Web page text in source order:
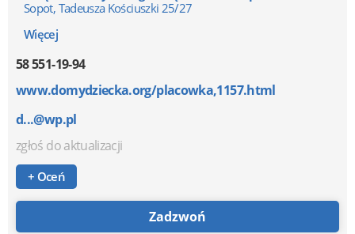
Sopot, Tadeusza Kościuszki 25/27
Więcej
58 551-19-94
www.domydziecka.org/placowka,1157.html
d...@wp.pl
zgłoś do aktualizacji
+ Oceń
Zadzwoń